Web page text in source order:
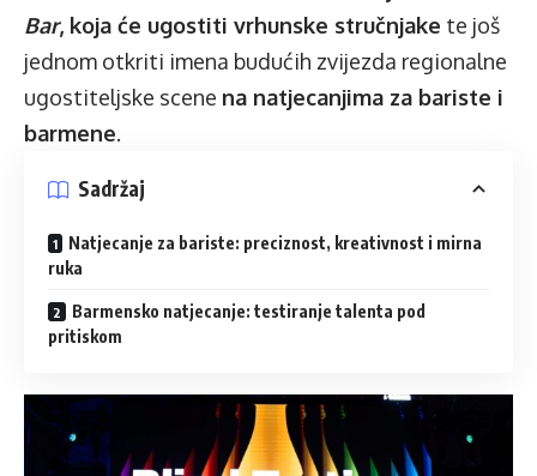
Bar, koja će ugostiti vrhunske stručnjake te još
jednom otkriti imena budućih zvijezda regionalne
ugostiteljske scene na natjecanjima za bariste i
barmene.
Sadržaj
Natjecanje za bariste: preciznost, kreativnost i mirna
ruka
Barmensko natjecanje: testiranje talenta pod
pritiskom